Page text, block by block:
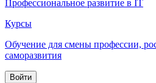
Профессиональное развитие в IT
Курсы
Обучение для смены профессии,
саморазвития
Войти